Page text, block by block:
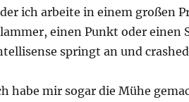
ich arbeite in einem großen
einen Punkt oder einen
springt an und
habe mir sogar die Mühe